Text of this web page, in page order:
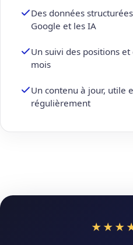
Des données
Google et les IA
Un suivi des positions
mois
Un contenu à jour, utile
régulièrement